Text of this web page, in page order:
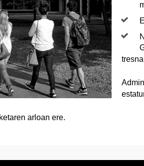
arloan ere.